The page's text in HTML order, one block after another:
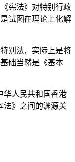
宪法》对特别行政
试图在理论上化解
别法，实际上是将
础当然是《基本
华人民共和国香港
法》之间的渊源关